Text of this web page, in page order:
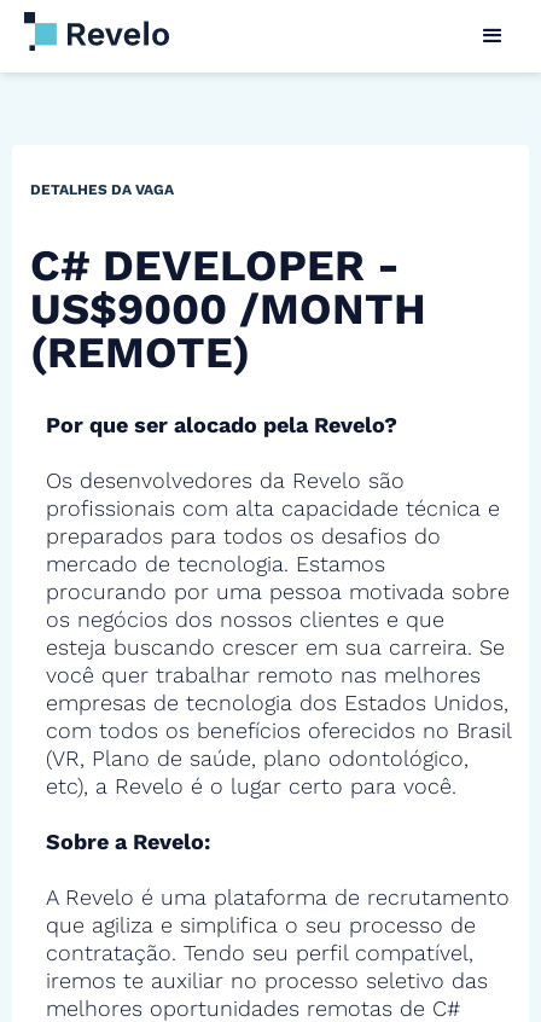
DETALHES DA VAGA
C# DEVELOPER -
US$9000 /MONTH
(REMOTE)
Por que ser alocado pela Revelo?
Os desenvolvedores da Revelo são
profissionais com alta capacidade técnica e
preparados para todos os desafios do
mercado de tecnologia. Estamos
procurando por uma pessoa motivada sobre
os negócios dos nossos clientes e que
esteja buscando crescer em sua carreira. Se
você quer trabalhar remoto nas melhores
empresas de tecnologia dos Estados Unidos,
com todos os benefícios oferecidos no Brasil
(VR, Plano de saúde, plano odontológico,
etc), a Revelo é o lugar certo para você.
Sobre a Revelo:
A Revelo é uma plataforma de recrutamento
que agiliza e simplifica o seu processo de
contratação. Tendo seu perfil compatível,
iremos te auxiliar no processo seletivo das
melhores oportunidades remotas de C#